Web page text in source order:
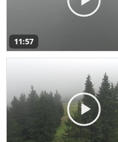
11:57